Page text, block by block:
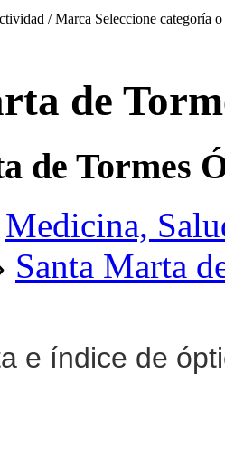
/ Marca Seleccione categoría
de
de Tormes
Medicina,
Santa Marta
e índice de